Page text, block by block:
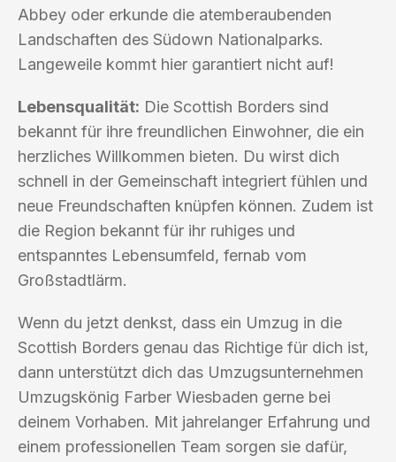
Abbey oder erkunde die atemberaubenden
Landschaften des Südown Nationalparks.
Langeweile kommt hier garantiert nicht auf!
Lebensqualität: Die Scottish Borders sind
bekannt für ihre freundlichen Einwohner, die ein
herzliches Willkommen bieten. Du wirst dich
schnell in der Gemeinschaft integriert fühlen und
neue Freundschaften knüpfen können. Zudem ist
die Region bekannt für ihr ruhiges und
entspanntes Lebensumfeld, fernab vom
Großstadtlärm.
Wenn du jetzt denkst, dass ein Umzug in die
Scottish Borders genau das Richtige für dich ist,
dann unterstützt dich das Umzugsunternehmen
Umzugskönig Farber Wiesbaden gerne bei
deinem Vorhaben. Mit jahrelanger Erfahrung und
einem professionellen Team sorgen sie dafür,